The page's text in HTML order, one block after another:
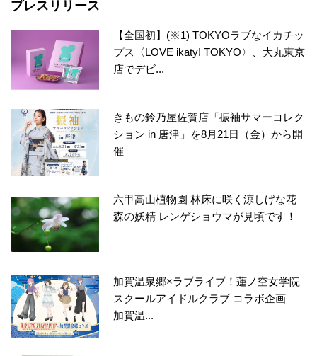
プレスリリース
【全国初】(※1) TOKYOラブなイカチッ
プス〈LOVE ikaty! TOKYO〉、大丸東京
店でデビ...
きもの鈴乃屋佐賀店「振袖サマーコレク
ション in 唐津」を8月21日（金）から開
催
六甲高山植物園 林床に咲く涼しげな花
森の妖精 レンゲショウマが見頃です！
加賀温泉郷×ラブライブ！蓮ノ空女学院
スクールアイドルクラブ コラボ企画
加賀温...